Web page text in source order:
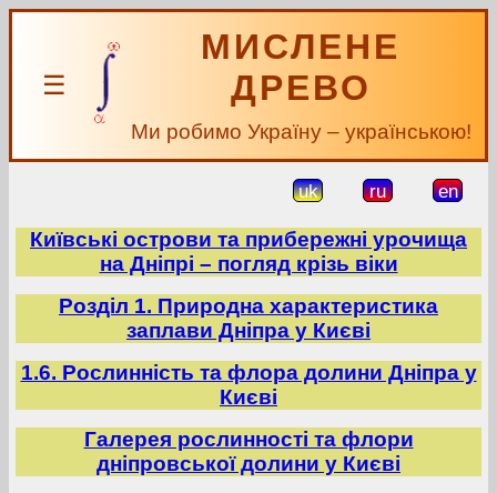
☰
МИСЛЕНЕ
ДРЕВО
Ми робимо Україну – українською!
uk ru en
Київські острови та прибережні урочища
на Дніпрі – погляд крізь віки
Розділ 1. Природна характеристика
заплави Дніпра у Києві
1.6. Рослинність та флора долини Дніпра у
Києві
Галерея рослинності та флори
дніпровської долини у Києві